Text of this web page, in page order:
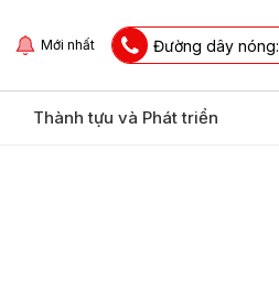
Mới nhất Đường dây nóng:
Thành tựu và Phát triển